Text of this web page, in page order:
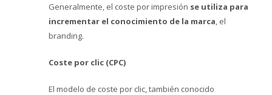
Generalmente, el coste por impresión se utiliza para
incrementar el conocimiento de la marca, el
branding.
Coste por clic (CPC)
El modelo de coste por clic, también conocido